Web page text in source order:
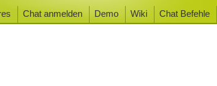
Chat anmelden Demo Wiki Chat Befehle